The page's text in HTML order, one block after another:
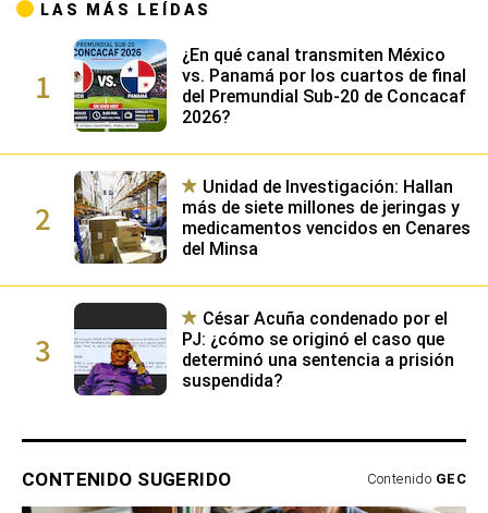
LAS MÁS LEÍDAS
1
¿En qué canal transmiten México
vs. Panamá por los cuartos de final
del Premundial Sub-20 de Concacaf
2026?
2
Unidad de Investigación: Hallan
más de siete millones de jeringas y
medicamentos vencidos en Cenares
del Minsa
3
César Acuña condenado por el
PJ: ¿cómo se originó el caso que
determinó una sentencia a prisión
suspendida?
CONTENIDO SUGERIDO Contenido GEC